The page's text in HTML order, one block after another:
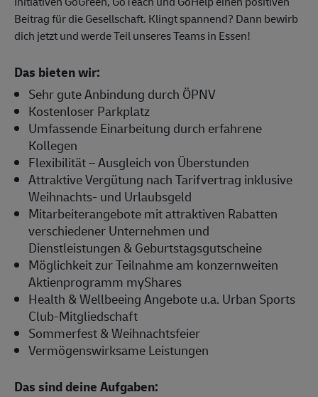
Beitrag für die Gesellschaft. Klingt spannend? Dann bewirb
dich jetzt und werde Teil unseres Teams in Essen!
Das bieten wir:
Sehr gute Anbindung durch ÖPNV
Kostenloser Parkplatz
Umfassende Einarbeitung durch erfahrene
Kollegen
Flexibilität – Ausgleich von Überstunden
Attraktive Vergütung nach Tarifvertrag inklusive
Weihnachts- und Urlaubsgeld
Mitarbeiterangebote mit attraktiven Rabatten
verschiedener Unternehmen und
Dienstleistungen & Geburtstagsgutscheine
Möglichkeit zur Teilnahme am konzernweiten
Aktienprogramm myShares
Health & Wellbeeing Angebote u.a. Urban Sports
Club-Mitgliedschaft
Sommerfest & Weihnachtsfeier
Vermögenswirksame Leistungen
Das sind deine Aufgaben: